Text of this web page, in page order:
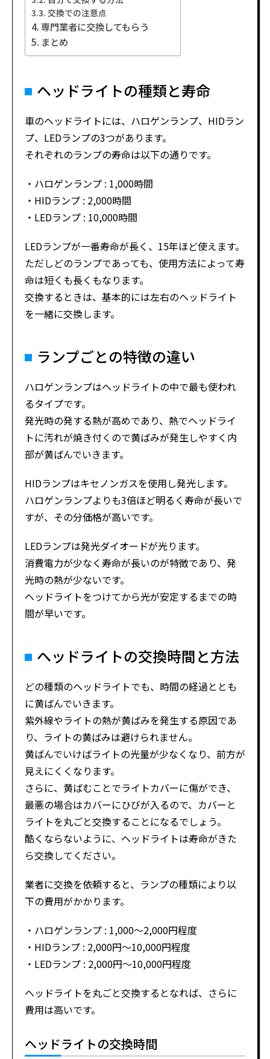
交換での注意点
専門業者に交換してもらう
まとめ
ヘッドライトの種類と寿命
車のヘッドライトには、ハロゲンランプ、HIDラン
プ、LEDランプの3つがあります。
それぞれのランプの寿命は以下の通りです。
・ハロゲンランプ : 1,000時間
・HIDランプ : 2,000時間
・LEDランプ : 10,000時間
LEDランプが一番寿命が長く、15年ほど使えます。
ただしどのランプであっても、使用方法によって寿
命は短くも長くもなります。
交換するときは、基本的には左右のヘッドライト
を一緒に交換します。
ランプごとの特徴の違い
ハロゲンランプはヘッドライトの中で最も使われ
るタイプです。
発光時の発する熱が高めであり、熱でヘッドライ
トに汚れが焼き付くので黄ばみが発生しやすく内
部が黄ばんでいきます。
HIDランプはキセノンガスを使用し発光します。
ハロゲンランプよりも3倍ほど明るく寿命が長いで
すが、その分価格が高いです。
LEDランプは発光ダイオードが光ります。
消費電力が少なく寿命が長いのが特徴であり、発
光時の熱が少ないです。
ヘッドライトをつけてから光が安定するまでの時
間が早いです。
ヘッドライトの交換時間と方法
どの種類のヘッドライトでも、時間の経過ととも
に黄ばんでいきます。
紫外線やライトの熱が黄ばみを発生する原因であ
り、ライトの黄ばみは避けられません。
黄ばんでいけばライトの光量が少なくなり、前方が
見えにくくなります。
さらに、黄ばむことでライトカバーに傷ができ、
最悪の場合はカバーにひびが入るので、カバーと
ライトを丸ごと交換することになるでしょう。
酷くならないように、ヘッドライトは寿命がきた
ら交換してください。
業者に交換を依頼すると、ランプの種類により以
下の費用がかかります。
・ハロゲンランプ : 1,000～2,000円程度
・HIDランプ : 2,000円〜10,000円程度
・LEDランプ : 2,000円〜10,000円程度
ヘッドライトを丸ごと交換するとなれば、さらに
費用は高いです。
ヘッドライトの交換時間